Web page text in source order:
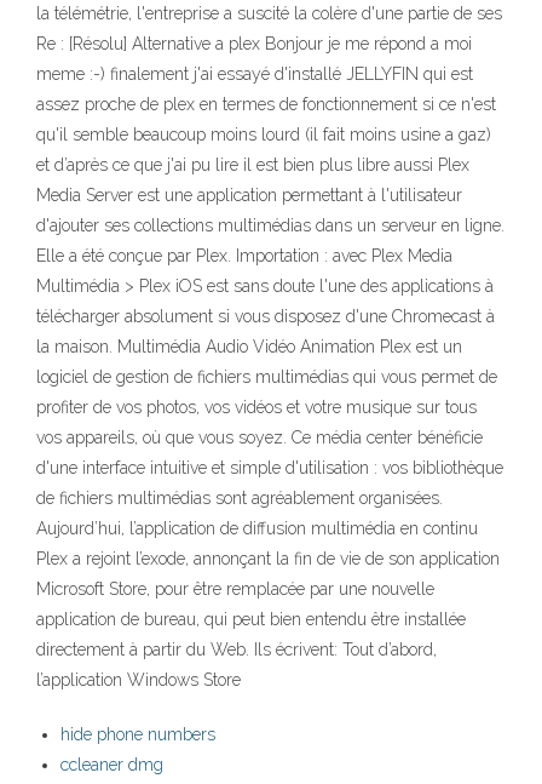
la télémétrie, l'entreprise a suscité la colère d'une partie de ses
Re : [Résolu] Alternative a plex Bonjour je me répond a moi
meme :-) finalement j'ai essayé d'installé JELLYFIN qui est
assez proche de plex en termes de fonctionnement si ce n'est
qu'il semble beaucoup moins lourd (il fait moins usine a gaz)
et d’après ce que j'ai pu lire il est bien plus libre aussi Plex
Media Server est une application permettant à l'utilisateur
d'ajouter ses collections multimédias dans un serveur en ligne.
Elle a été conçue par Plex. Importation : avec Plex Media
Multimédia > Plex iOS est sans doute l'une des applications à
télécharger absolument si vous disposez d'une Chromecast à
la maison. Multimédia Audio Vidéo Animation Plex est un
logiciel de gestion de fichiers multimédias qui vous permet de
profiter de vos photos, vos vidéos et votre musique sur tous
vos appareils, où que vous soyez. Ce média center bénéficie
d'une interface intuitive et simple d'utilisation : vos bibliothèque
de fichiers multimédias sont agréablement organisées.
Aujourd’hui, l’application de diffusion multimédia en continu
Plex a rejoint l’exode, annonçant la fin de vie de son application
Microsoft Store, pour être remplacée par une nouvelle
application de bureau, qui peut bien entendu être installée
directement à partir du Web. Ils écrivent: Tout d’abord,
l’application Windows Store
hide phone numbers
ccleaner dmg